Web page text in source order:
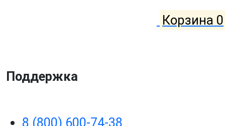
Корзина 0
Поддержка
8 (800) 600-74-38